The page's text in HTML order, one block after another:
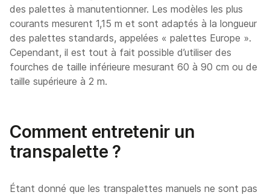
des palettes à manutentionner. Les modèles les plus
courants mesurent 1,15 m et sont adaptés à la longueur
des palettes standards, appelées « palettes Europe ».
Cependant, il est tout à fait possible d’utiliser des
fourches de taille inférieure mesurant 60 à 90 cm ou de
taille supérieure à 2 m.
Comment entretenir un
transpalette ?
Étant donné que les transpalettes manuels ne sont pas